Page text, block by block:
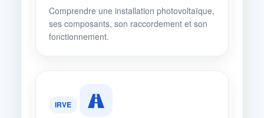
Comprendre une installation photovoltaïque,
ses composants, son raccordement et son
fonctionnement.
IRVE